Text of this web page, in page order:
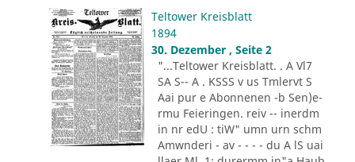
Teltower Kreisblatt
1894
30. Dezember , Seite 2
"...Teltower Kreisblatt. . A Vl7
SA S-- A . KSSS v us Tmlervt S
Aai pur e Abonnenen -b Sen)e-
rmu Feieringen. reiv -- inerdm
in nr edU : tiW" umn urn schm
Amwnderi - av - - - - du A lS uai